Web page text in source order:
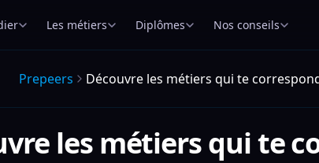
Les métiers Diplômes Nos conseils
Prepeers Découvre les métiers qui te
les métiers qui te